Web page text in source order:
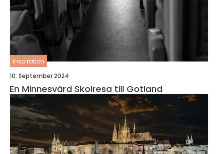
inspiration
10. September 2024
En Minnesvärd Skolresa till Gotland